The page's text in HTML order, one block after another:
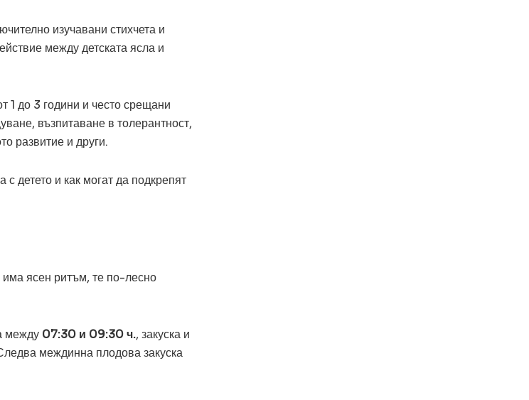
изучавани стихчета и
между детската ясла и
1 до 3 години и често срещани
възпитаване в толерантност,
развитие и други.
детето и как могат да подкрепят
има ясен ритъм, те по-лесно
между 07:30 и 09:30 ч., закуска и
междинна плодова закуска